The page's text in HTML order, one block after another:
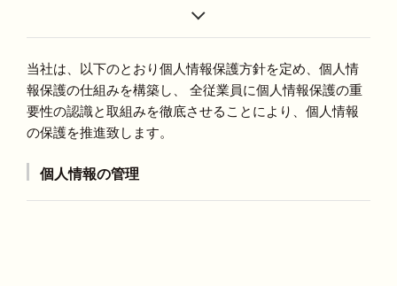
当社は、以下のとおり個人情報保護方針を定め、個人情
報保護の仕組みを構築し、 全従業員に個人情報保護の重
要性の認識と取組みを徹底させることにより、個人情報
の保護を推進致します。
個人情報の管理
当社は、お客さまの個人情報を正確かつ最新の状態に